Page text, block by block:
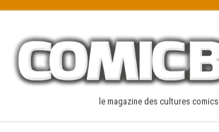
content
le magazine des cultures comics